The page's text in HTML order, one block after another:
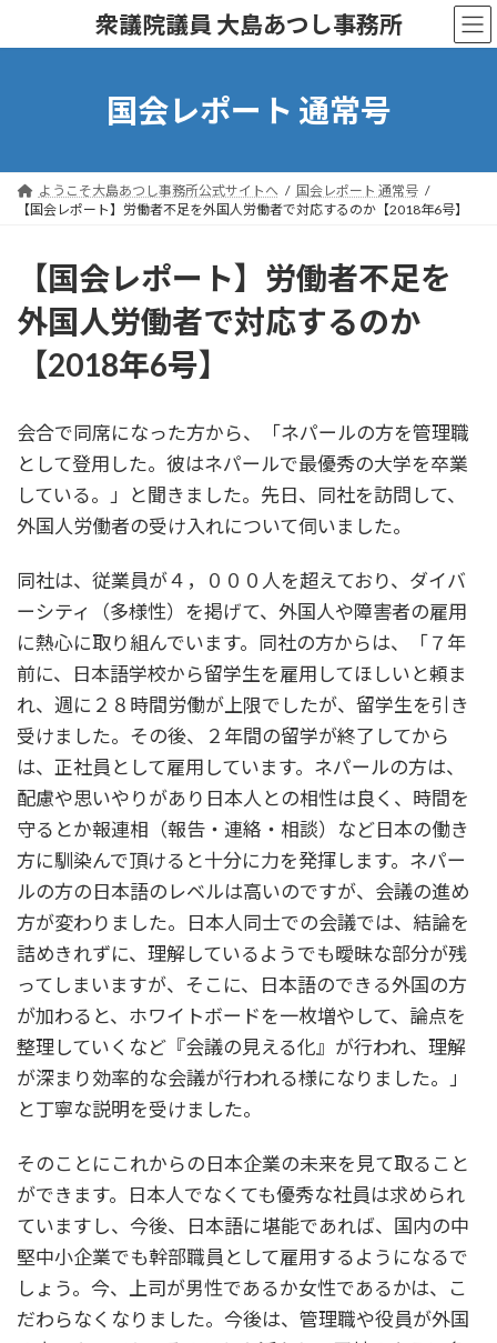
衆議院議員 大島あつし事務所
国会レポート 通常号
ようこそ大島あつし事務所公式サイトへ
国会レポート 通常号
【国会レポート】労働者不足を外国人労働者で対応するのか【2018年6号】
【国会レポート】労働者不足を
外国人労働者で対応するのか
【2018年6号】
会合で同席になった方から、「ネパールの方を管理職
として登用した。彼はネパールで最優秀の大学を卒業
している。」と聞きました。先日、同社を訪問して、
外国人労働者の受け入れについて伺いました。
同社は、従業員が４，０００人を超えており、ダイバ
ーシティ（多様性）を掲げて、外国人や障害者の雇用
に熱心に取り組んでいます。同社の方からは、「７年
前に、日本語学校から留学生を雇用してほしいと頼ま
れ、週に２８時間労働が上限でしたが、留学生を引き
受けました。その後、２年間の留学が終了してから
は、正社員として雇用しています。ネパールの方は、
配慮や思いやりがあり日本人との相性は良く、時間を
守るとか報連相（報告・連絡・相談）など日本の働き
方に馴染んで頂けると十分に力を発揮します。ネパー
ルの方の日本語のレベルは高いのですが、会議の進め
方が変わりました。日本人同士での会議では、結論を
詰めきれずに、理解しているようでも曖昧な部分が残
ってしまいますが、そこに、日本語のできる外国の方
が加わると、ホワイトボードを一枚増やして、論点を
整理していくなど『会議の見える化』が行われ、理解
が深まり効率的な会議が行われる様になりました。」
と丁寧な説明を受けました。
そのことにこれからの日本企業の未来を見て取ること
ができます。日本人でなくても優秀な社員は求められ
ていますし、今後、日本語に堪能であれば、国内の中
堅中小企業でも幹部職員として雇用するようになるで
しょう。今、上司が男性であるか女性であるかは、こ
だわらなくなりました。今後は、管理職や役員が外国